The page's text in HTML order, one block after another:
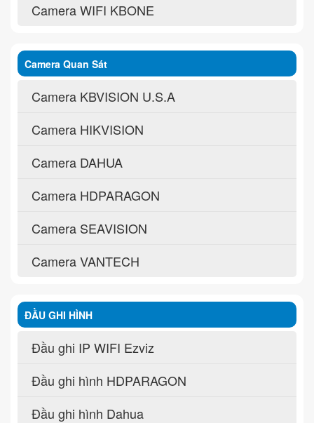
Camera WIFI KBONE
Camera Quan Sát
Camera KBVISION U.S.A
Camera HIKVISION
Camera DAHUA
Camera HDPARAGON
Camera SEAVISION
Camera VANTECH
ĐẦU GHI HÌNH
Đầu ghi IP WIFI Ezviz
Đầu ghi hình HDPARAGON
Đầu ghi hình Dahua